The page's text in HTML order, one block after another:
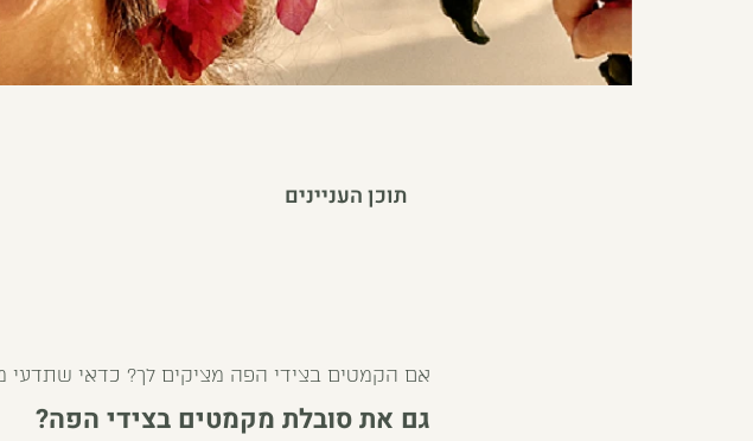
תוכן העניינים
אם הקמטים בצידי הפה מציקים לך? כדאי
גם את סובלת מקמטים בצידי הפה?